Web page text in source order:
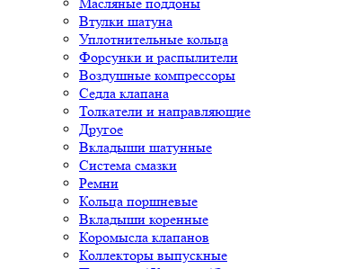
Втулки шатуна
Уплотнительные кольца
Форсунки и распылители
Воздушные компрессоры
Седла клапана
Толкатели и направляющие
Другое
Вкладыши шатунные
Система смазки
Ремни
Кольца поршневые
Вкладыши коренные
Коромысла клапанов
Коллекторы выпускные